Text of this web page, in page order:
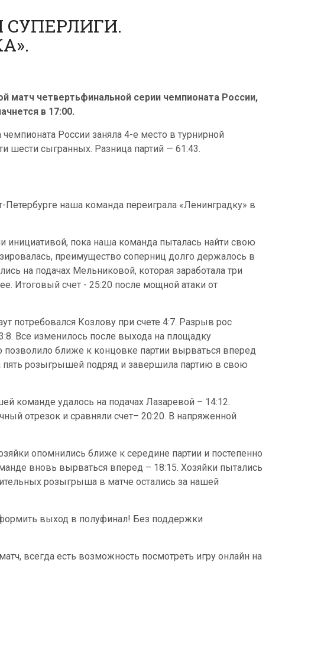
матч четвертьфинальной серии чемпионата России,
в 17:00.
России заняла 4-е место в турнирной
шести сыгранных. Разница партий — 61:43.
наша команда переиграла «Ленинградку» в
инициативой, пока наша команда пыталась найти свою
преимущество соперниц долго держалось в
на подачах Мельниковой, которая заработала три
Итоговый счет - 25:20 после мощной атаки от
потребовался Козлову при счете 4:7. Разрыв рос
Все изменилось после выхода на площадку
позволило ближе к концовке партии вырваться вперед
пять розыгрышей подряд и завершила партию в свою
команде удалось на подачах Лазаревой – 14:12.
отрезок и сравняли счет– 20:20. В напряженной
опомнились ближе к середине партии и постепенно
вновь вырваться вперед – 18:15. Хозяйки пытались
розыгрыша в матче остались за нашей
выход в полуфинал! Без поддержки
всегда есть возможность посмотреть игру онлайн на